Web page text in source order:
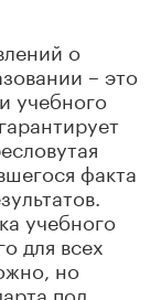
о
– это
учебного
факта
учебного
для всех
но
под